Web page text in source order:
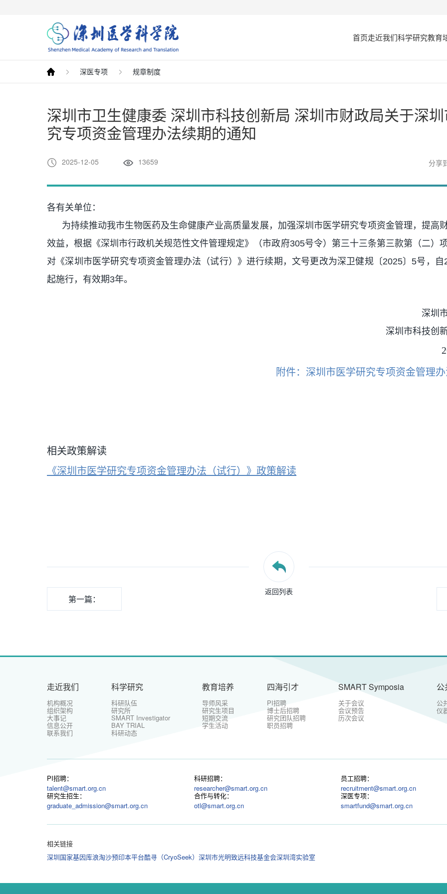
首页走近我们科学研究教育
深医专项 规章制度
深圳市卫生健康委 深圳市科技创新局 深圳市财政局关于深
究专项资金管理办法续期的通知
2025-12-05 13659 分享
各有关单位：
为持续推动我市生物医药及生命健康产业高质量发展，加强深圳市医学研究专项资金管理，提高
效益，根据《深圳市行政机关规范性文件管理规定》（市政府305号令）第三十三条第三款第（二）
对《深圳市医学研究专项资金管理办法（试行）》进行续期，文号更改为深卫健规〔2025〕5号，
起施行，有效期3年。
深圳
深圳市科技创
附件：深圳市医学研究专项资金管理
相关政策解读
《深圳市医学研究专项资金管理办法（试行）》政策解读
返回列表
第一篇：
走近我们
机构概况
组织架构
大事记
信息公开
联系我们
科学研究
科研队伍
研究所
SMART Investigator
BAY TRIAL
科研动态
教育培养
导师风采
研究生项目
短期交流
学生活动
四海引才
PI招聘
博士后招聘
研究团队招聘
职员招聘
SMART Symposia
关于会议
会议预告
历次会议
公
公
仪
PI招聘：
talent@smart.org.cn
科研招聘：
researcher@smart.org.cn
员工招聘：
recruitment@smart.org.cn
研究生招生：
graduate_admission@smart.org.cn
合作与转化：
otl@smart.org.cn
深医专项：
smartfund@smart.org.cn
相关链接
深圳国家基因库浪淘沙预印本平台酷寻（CryoSeek）深圳市光明致远科技基金会深圳湾实验室